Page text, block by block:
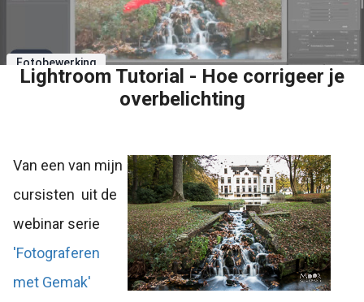
Fotobewerking
Lightroom Tutorial - Hoe corrigeer je
overbelichting
Van een van mijn
cursisten uit de
webinar serie
'Fotograferen
met Gemak'